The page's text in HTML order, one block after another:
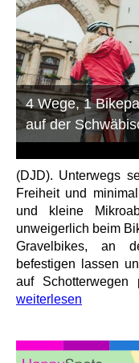
4 Wege, 1
auf der
(DJD). Unterwegs
Freiheit und
und kleine
unweigerlich beim
Gravelbikes, an
befestigen lassen
auf Schotterwegen
weiterlesen